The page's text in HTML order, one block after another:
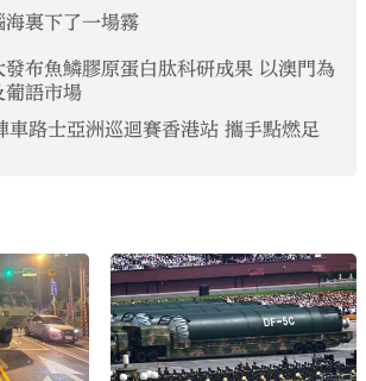
海裏下了一場霧
魚鱗膠原蛋白肽科研成果 以澳門為
葡語市場
士亞洲巡迴賽香港站 攜手點燃足